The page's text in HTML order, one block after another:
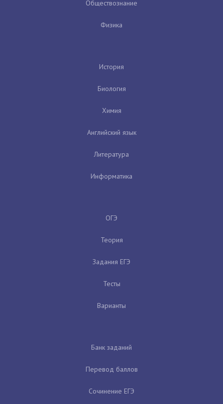
Обществознание
Физика
История
Биология
Химия
Английский язык
Литература
Информатика
ОГЭ
Теория
Задания ЕГЭ
Тесты
Варианты
Банк заданий
Перевод баллов
Сочинение ЕГЭ